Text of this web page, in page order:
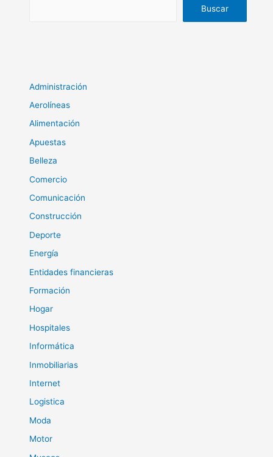
Buscar
Administración
Aerolíneas
Alimentación
Apuestas
Belleza
Comercio
Comunicación
Construcción
Deporte
Energía
Entidades financieras
Formación
Hogar
Hospitales
Informática
Inmobiliarias
Internet
Logistica
Moda
Motor